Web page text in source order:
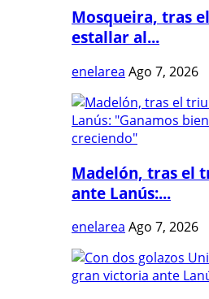
Mosqueira, tras
estallar al...
enelarea Ago 7, 2026
Madelón, tras el
ante Lanús:...
enelarea Ago 7, 2026